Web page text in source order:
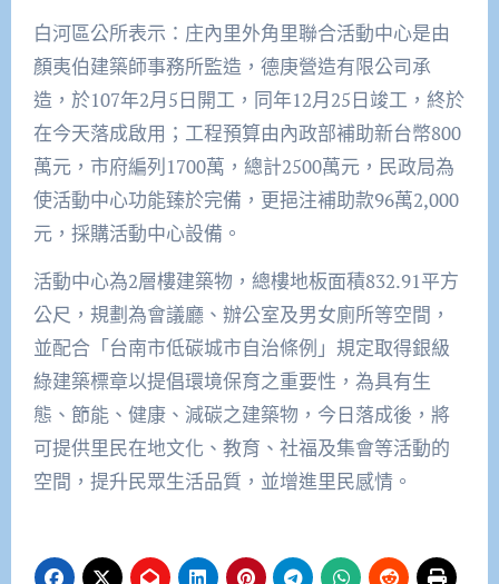
白河區公所表示：庄內里外角里聯合活動中心是由
顏夷伯建築師事務所監造，德庚營造有限公司承
造，於107年2月5日開工，同年12月25日竣工，終於
在今天落成啟用；工程預算由內政部補助新台幣800
萬元，市府編列1700萬，總計2500萬元，民政局為
使活動中心功能臻於完備，更挹注補助款96萬2,000
元，採購活動中心設備。
活動中心為2層樓建築物，總樓地板面積832.91平方
公尺，規劃為會議廳、辦公室及男女廁所等空間，
並配合「台南市低碳城市自治條例」規定取得銀級
綠建築標章以提倡環境保育之重要性，為具有生
態、節能、健康、減碳之建築物，今日落成後，將
可提供里民在地文化、教育、社福及集會等活動的
空間，提升民眾生活品質，並增進里民感情。